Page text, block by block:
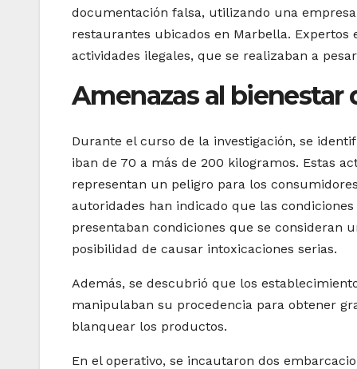
documentación falsa, utilizando una
restaurantes ubicados en Marbella.
actividades ilegales, que se realizaban a
Amenazas al bienestar
Durante el curso de la investigación, se
iban de 70 a más de 200 kilogramos. Estas
representan un peligro para los
autoridades han indicado que las
presentaban condiciones que se consideran
posibilidad de causar intoxicaciones serias.
Además, se descubrió que los
manipulaban su procedencia para obtener
blanquear los productos.
En el operativo, se incautaron dos